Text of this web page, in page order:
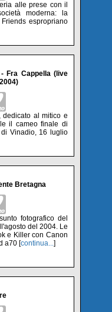
alle prese con il
moderna: la
espropriano
Fra Cappella (live
dedicato al mitico e
il cameo finale di
di Vinadio, 16 luglio
Bretagna
fotografico del
del 2004. Le
e Killer con Canon
a70 [continua...]